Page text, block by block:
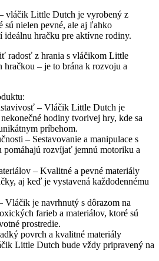
vláčik Little Dutch je vyrobený z
sú nielen pevné, ale aj ľahko
hračku pre aktívne rodiny.
radosť z hrania s vláčikom Little
– je to brána k rozvoju a
– Vláčik Little Dutch je
hodiny tvorivej hry, kde sa
príbehom.
– Sestavovanie a manipulace s
rozvíjať jemnú motoriku a
– Kvalitné a pevné materiály
aj keď je vystavená každodennému
Vláčik je navrhnutý s dôrazom na
farieb a materiálov, ktoré sú
prostredie.
povrch a kvalitné materiály
Little Dutch bude vždy pripravený na